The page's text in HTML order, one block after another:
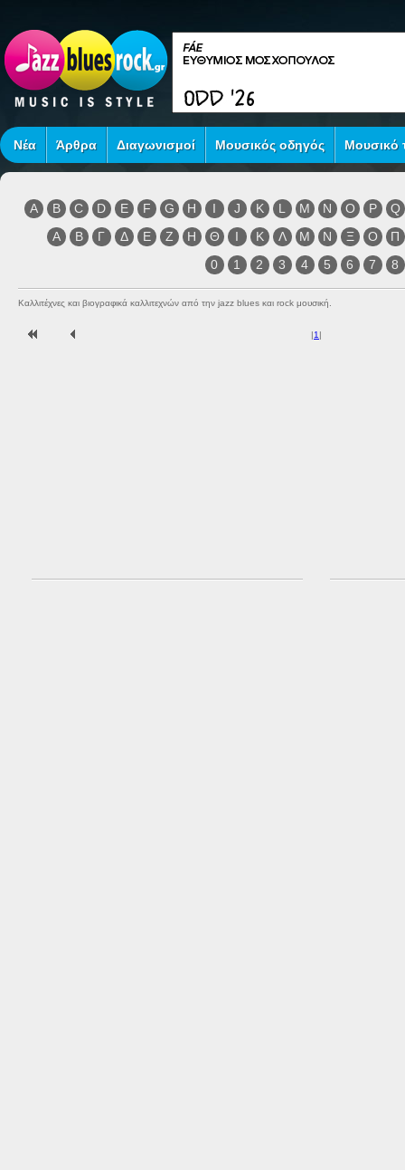
Νέα Άρθρα Διαγωνισμοί Μουσικός οδηγός Μουσικό
A B C D E F G H I J K L M N O P
Q
Α
Β Γ Δ Ε Ζ Η Θ Ι Κ Λ Μ Ν Ξ Ο
Π
0
1 2 3 4 5 6 7 8
Καλλιτέχνες και βιογραφικά καλλιτεχνών από την jazz blues και rock μουσική.
|1 |